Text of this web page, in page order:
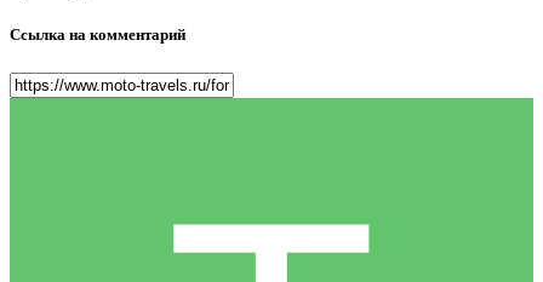
Ссылка на комментарий